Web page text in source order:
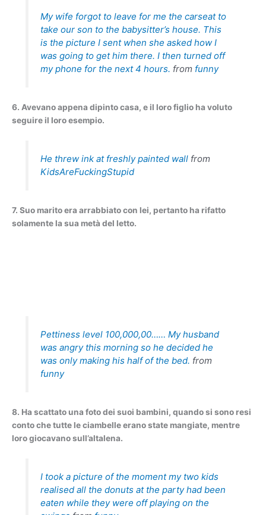
My wife forgot to leave for me the carseat to
take our son to the babysitter’s house. This
is the picture I sent when she asked how I
was going to get him there. I then turned off
my phone for the next 4 hours. from funny
6. Avevano appena dipinto casa, e il loro figlio ha voluto
seguire il loro esempio.
He threw ink at freshly painted wallfrom
KidsAreFuckingStupid
7. Suo marito era arrabbiato con lei, pertanto ha rifatto
solamente la sua metà del letto.
Pettiness level 100,000,00…… My husband
was angry this morning so he decided he
was only making his half of the bed. from
funny
8. Ha scattato una foto dei suoi bambini, quando si sono resi
conto che tutte le ciambelle erano state mangiate, mentre
loro giocavano sull’altalena.
I took a picture of the moment my two kids
realised all the donuts at the party had been
eaten while they were off playing on the